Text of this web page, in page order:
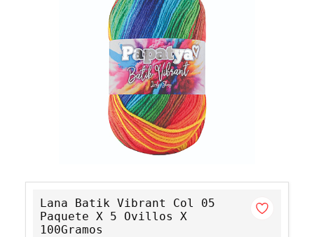
Lana Batik Vibrant Col 05
Paquete X 5 Ovillos X
100Gramos